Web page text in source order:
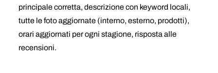
principale corretta, descrizione con keyword locali,
tutte le foto aggiornate (interno, esterno, prodotti),
orari aggiornati per ogni stagione, risposta alle
recensioni.